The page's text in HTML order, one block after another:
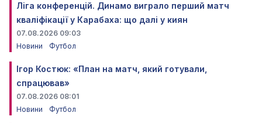
Ліга конференцій. Динамо виграло перший матч
кваліфікації у Карабаха: що далі у киян
07.08.2026 09:03
Новини
Футбол
Ігор Костюк: «План на матч, який готували,
спрацював»
07.08.2026 08:01
Новини
Футбол